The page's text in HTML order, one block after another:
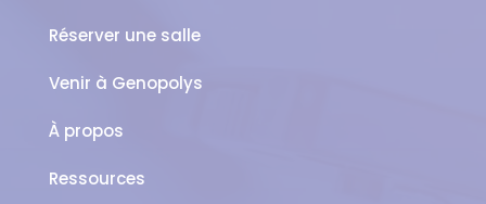
Réserver une salle
Venir à Genopolys
À propos
Ressources